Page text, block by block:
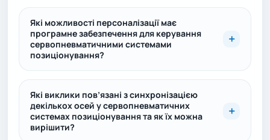
Які можливості персоналізації має
програмне забезпечення для керування
сервопневматичними системами
позиціонування?
Які виклики пов’язані з синхронізацією
декількох осей у сервопневматичних
системах позиціонування та як їх можна
вирішити?